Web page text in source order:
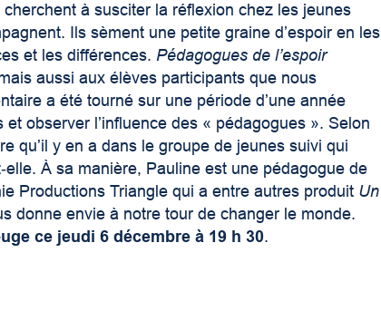
à susciter la réflexion chez les jeunes
Ils sèment une petite graine d’espoir en les
et les différences.Pédagogues de l’espoir
aussi aux élèves participants que nous
a été tourné sur une période d’une année
observer l’influence des « pédagogues ». Selon
qu’il y en a dans le groupe de jeunes suivi qui
À sa manière, Pauline est une pédagogue de
Productions Triangle qui a entre autres produit Un
donne envie à notre tour de changer le monde.
ce jeudi 6 décembre à 19 h 30.